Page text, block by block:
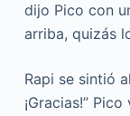
dijo Pico con
arriba, quizás
Rapi se sintió
¡Gracias!”